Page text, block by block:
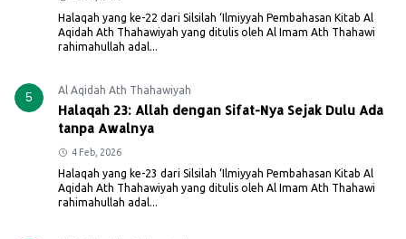
Halaqah yang ke-22 dari Silsilah ‘Ilmiyyah Pembahasan Kitab Al
Aqidah Ath Thahawiyah yang ditulis oleh Al Imam Ath Thahawi
rahimahullah adal...
5 Al Aqidah Ath Thahawiyah
Halaqah 23: Allah dengan Sifat-Nya Sejak Dulu Ada
tanpa Awalnya
4 Feb, 2026
Halaqah yang ke-23 dari Silsilah ‘Ilmiyyah Pembahasan Kitab Al
Aqidah Ath Thahawiyah yang ditulis oleh Al Imam Ath Thahawi
rahimahullah adal...